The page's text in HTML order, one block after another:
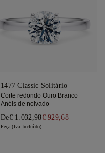
1477 Classic Solitário
Corte redondo Ouro Branco
Anéis de noivado
De€ 1.032,98€ 929,68
Peça (Iva Incluído)